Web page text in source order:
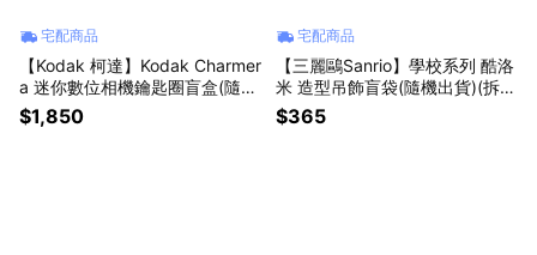
宅配商品
【Kodak 柯達】Kodak Charmer
a 迷你數位相機鑰匙圈盲盒(隨機
出貨)(拆封不退)【墊腳石】
$1,850
宅配商品
【三麗鷗Sanrio】學校系列 酷洛
米 造型吊飾盲袋(隨機出貨)(拆封
不退)【墊腳石】
$365